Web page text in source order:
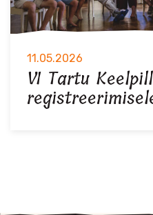
11.05.2026
VI Tartu